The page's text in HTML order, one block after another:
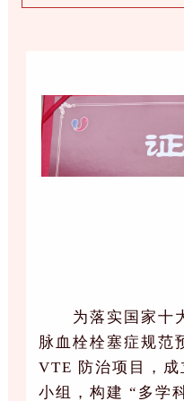
为落实国家十
脉血栓栓塞症规范
VTE 防治项目，
小组， 构建 “多学